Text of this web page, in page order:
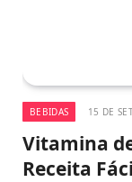
BEBIDAS 15 DE
Vitamina
Receita